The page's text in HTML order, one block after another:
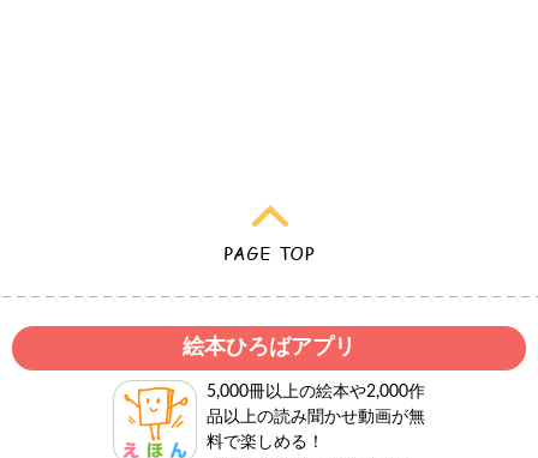
絵本ひろばアプリ
5,000冊以上の絵本や2,000作
品以上の読み聞かせ動画が無
料で楽しめる！